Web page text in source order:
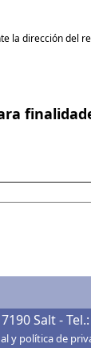
la dirección del
Salt- Tel.:
y política de